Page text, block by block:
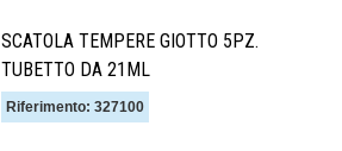
SCATOLA TEMPERE GIOTTO 5PZ.
TUBETTO DA 21ML
Riferimento: 327100